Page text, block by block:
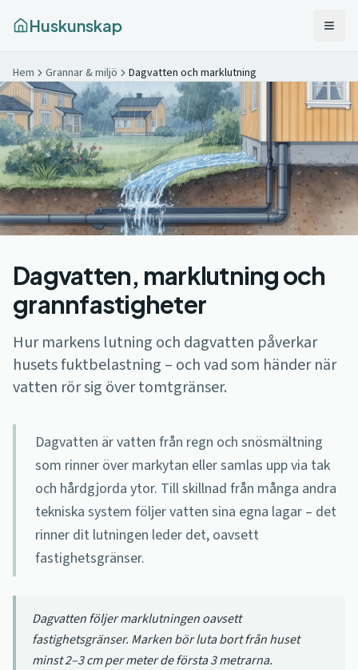
Huskunskap
Hem Grannar & miljö Dagvatten och marklutning
Dagvatten, marklutning och
grannfastigheter
Hur markens lutning och dagvatten påverkar
husets fuktbelastning – och vad som händer när
vatten rör sig över tomtgränser.
Dagvatten är vatten från regn och snösmältning
som rinner över markytan eller samlas upp via tak
och hårdgjorda ytor. Till skillnad från många andra
tekniska system följer vatten sina egna lagar – det
rinner dit lutningen leder det, oavsett
fastighetsgränser.
Dagvatten följer marklutningen oavsett
fastighetsgränser. Marken bör luta bort från huset
minst 2–3 cm per meter de första 3 metrarna.